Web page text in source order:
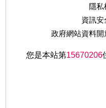
隱私
資訊安
政府網站資料開
您是本站第15670206